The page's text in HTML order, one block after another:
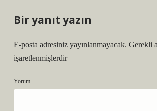
Bir yanıt yazın
E-posta adresiniz yayınlanmayacak. Gerekli
işaretlenmişlerdir
Yorum